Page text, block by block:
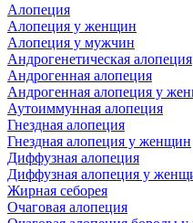
Алопеция
Алопеция у женщин
Алопеция у мужчин
Андрогенетическая алопеция
Андрогенная алопеция
Андрогенная алопеция у
Аутоиммунная алопеция
Гнездная алопеция
Гнездная алопеция у женщин
Диффузная алопеция
Диффузная алопеция у
Жирная себорея
Очаговая алопеция